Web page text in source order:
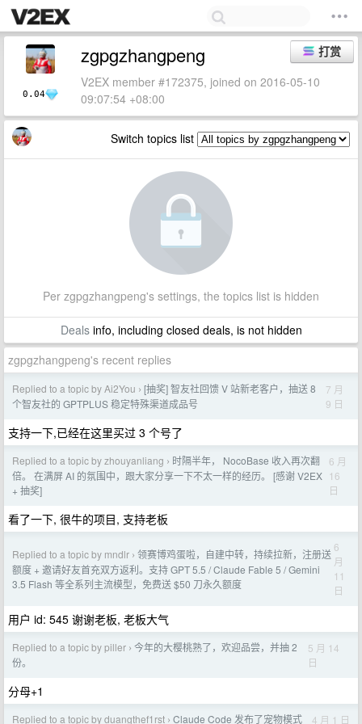
0.04
打赏
zgpgzhangpeng
V2EX member #172375, joined on 2016-05-10
09:07:54 +08:00
Switch topics list
Per zgpgzhangpeng's settings, the topics list is hidden
Dealsinfo, including closed deals, is not hidden
zgpgzhangpeng's recent replies
Replied to a topic by Ai2You › [抽奖] 智友社回馈 V 站新老客户，抽送 8
个智友社的 GPTPLUS 稳定特殊渠道成品号
7 月
9 日
支持一下,已经在这里买过 3 个号了
Replied to a topic by zhouyanliang › 时隔半年， NocoBase 收入再次翻
倍。 在满屏 AI 的氛围中，跟大家分享一下不太一样的经历。 [感谢 V2EX
+ 抽奖]
6 月
16
日
看了一下, 很牛的项目, 支持老板
Replied to a topic by mndlr › 领赛博鸡蛋啦，自建中转，持续拉新，注册送
额度 + 邀请好友首充双方返利。支持 GPT 5.5 / Claude Fable 5 / Gemini
3.5 Flash 等全系列主流模型，免费送 $50 刀永久额度
6
月
11
日
用户 id: 545 谢谢老板, 老板大气
Replied to a topic by piller › 今年的大樱桃熟了，欢迎品尝，并抽 2
份。
5 月 14
日
分母+1
Replied to a topic by duangthef1rst › Claude Code 发布了宠物模式 4 月 1 日